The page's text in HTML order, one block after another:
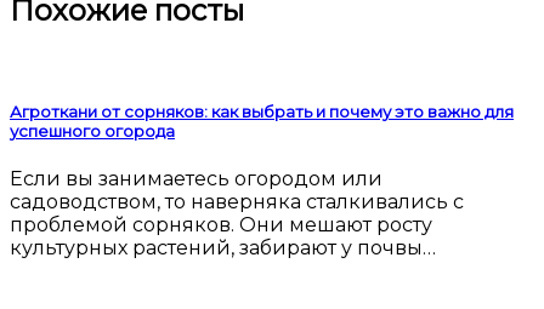
Похожие посты
Агроткани от сорняков: как выбрать и почему это важно для
успешного огорода
Если вы занимаетесь огородом или
садоводством, то наверняка сталкивались с
проблемой сорняков. Они мешают росту
культурных растений, забирают у почвы…